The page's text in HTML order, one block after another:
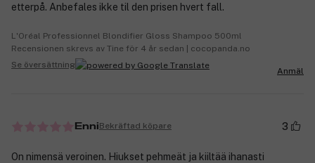
etterpå. Anbefales ikke til den prisen hvert fall.
L'Oréal Professionnel Blondifier Gloss Shampoo 500ml
Recensionen skrevs av Tine för 4 år sedan | cocopanda.no
Se översättning
Anmäl
EnniBekräftad köpare 3
On nimensä veroinen. Hiukset pehmeät ja kiiltää ihanasti